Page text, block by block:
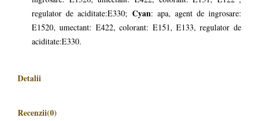
regulator de aciditate:E330; Cyan: apa, agent de ingrosare:
E1520, umectant: E422, colorant: E151, E133, regulator de
aciditate:E330.
Detalii
Recenzii(0)